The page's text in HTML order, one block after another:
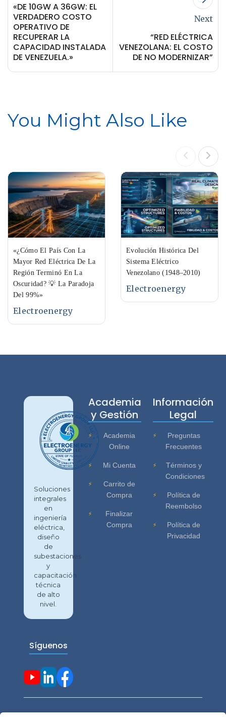
«DE 10GW A 36GW: EL
VERDADERO COSTO
OPERATIVO DE
RECUPERAR LA
CAPACIDAD INSTALADA
DE VENEZUELA.»
Next
“RED ELÉCTRICA
VENEZOLANA: EL COSTO
DE NO MODERNIZAR”
You Might Also Like
«¿Cómo El País Con La
Mayor Red Eléctrica De La
Región Terminó En La
Oscuridad? 💡 La Paradoja
Del 99%»
Electroenergy
Evolución Histórica Del
Sistema Eléctrico
Venezolano (1948–2010)
Electroenergy
Soluciones
integrales
en
ingeniería
eléctrica,
diseño
de
subestaciones
y
capacitación
técnica
de alto
nivel.
Academia
y Gestión
Academia
Online
Mi Cuenta
Carrito de
Compra
Finalizar
Compra
Información
Legal
Preguntas
Frecuentes
Términos y
Condiciones
Política de
Reembolso
Política de
Privacidad
Síguenos